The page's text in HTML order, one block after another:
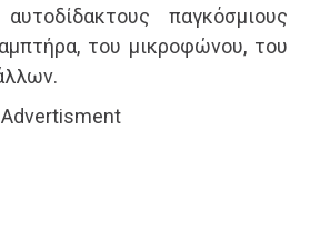
παγκόσμιους
του μικροφώνου, του
Advertisment